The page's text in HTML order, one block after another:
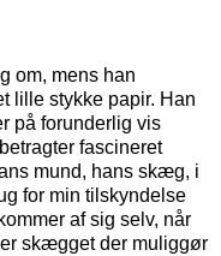
om, mens han
lille stykke papir. Han
på forunderlig vis
fascineret
mund, hans skæg, i
for min tilskyndelse
af sig selv, når
skægget der muliggør